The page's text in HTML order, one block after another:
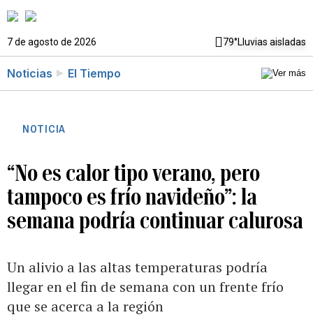
7 de agosto de 2026 79°Lluvias aisladas
Noticias El Tiempo
NOTICIA
“No es calor tipo verano, pero
tampoco es frío navideño”: la
semana podría continuar calurosa
Un alivio a las altas temperaturas podría
llegar en el fin de semana con un frente frío
que se acerca a la región